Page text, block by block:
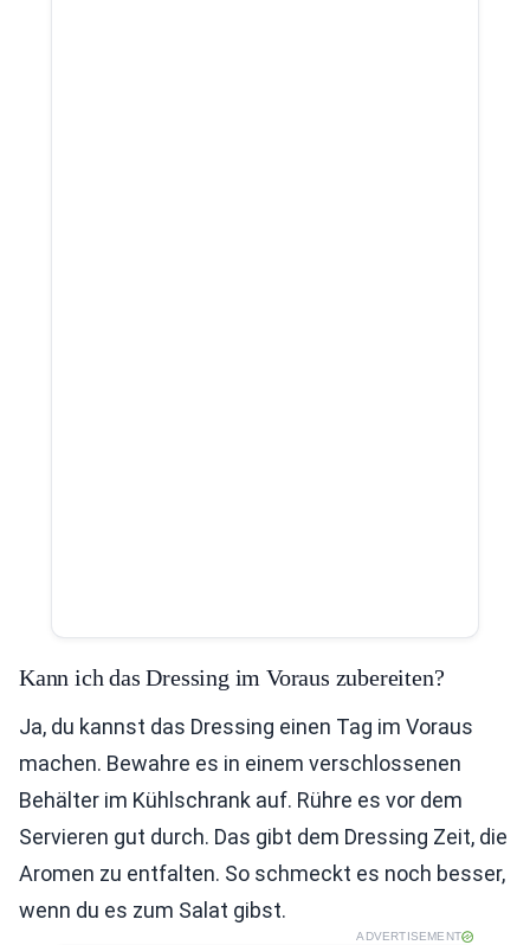
Kann ich das Dressing im Voraus zubereiten?
Ja, du kannst das Dressing einen Tag im Voraus
machen. Bewahre es in einem verschlossenen
Behälter im Kühlschrank auf. Rühre es vor dem
Servieren gut durch. Das gibt dem Dressing Zeit, die
Aromen zu entfalten. So schmeckt es noch besser,
wenn du es zum Salat gibst.
ADVERTISEMENT